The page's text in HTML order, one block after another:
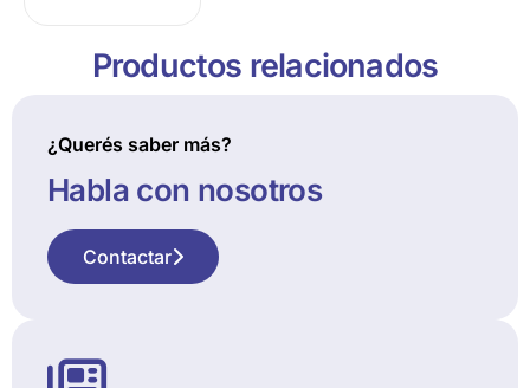
Productos relacionados
¿Querés saber más?
Habla con nosotros
Contactar